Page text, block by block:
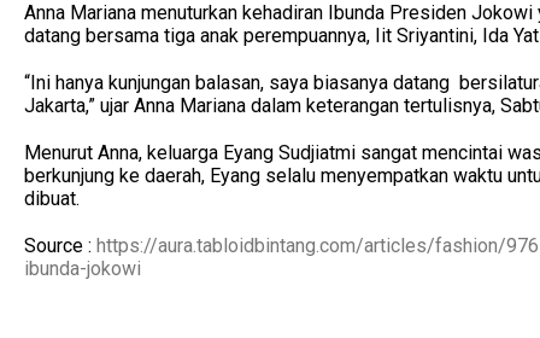
Anna Mariana menuturkan kehadiran Ibunda Presiden
datang bersama tiga anak perempuannya, Iit Sriyantini, Ida
“Ini hanya kunjungan balasan, saya biasanya datang
Jakarta,” ujar Anna Mariana dalam keterangan tertulisnya,
Menurut Anna, keluarga Eyang Sudjiatmi sangat mencintai
berkunjung ke daerah, Eyang selalu menyempatkan waktu
dibuat.
Source : https://aura.tabloidbintang.com/articles/fashion/
ibunda-jokowi